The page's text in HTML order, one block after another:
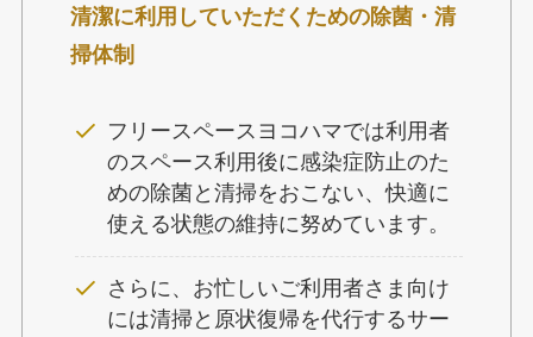
清潔に利用していただくための除菌・清
掃体制
フリースペースヨコハマでは利用者
のスペース利用後に感染症防止のた
めの除菌と清掃をおこない、快適に
使える状態の維持に努めています。
さらに、お忙しいご利用者さま向け
には清掃と原状復帰を代行するサー